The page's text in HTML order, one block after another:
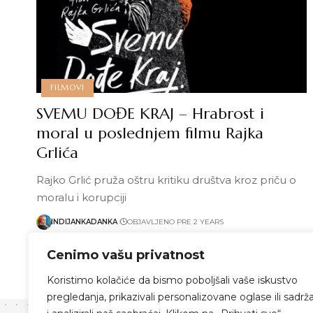
Cenimo vašu privatnost
Koristimo kolačiće da bismo poboljšali vaše iskustvo
pregledanja, prikazivali personalizovane oglase ili
FILMOVI
SVEMU DOĐE KRAJ – Hrabrost i
moral u poslednjem filmu Rajka
Grlića
Rajko Grlić pruža oštru kritiku društva kroz priču o
moralu i korupciji
INDIJANKADANKA OBJAVLJENO PRE 2 YEARS
Pročitaj više